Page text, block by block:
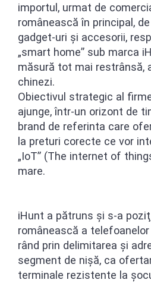
importul, urmat de
românească în principal,
gadget-uri și accesorii,
„smart home” sub marca
măsură tot mai restrânsă,
chinezi.
Obiectivul strategic al
ajunge, într-un orizont de
brand de referinta care
la preturi corecte ce vor
„IoT” (The internet of
mare.
iHunt a pătruns şi s-a
românească a telefoanelor
rând prin delimitarea şi
segment de nişă, ca
terminale rezistente la